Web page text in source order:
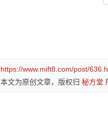
https://www.mift8.com/post/
本文为原创文章，版权归 秘方堂